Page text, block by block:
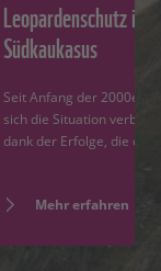
Leopardenschutz im
Südkaukasus
Seit Anfang der 2000er
sich die Situation
dank der Erfolge, die
Mehr erfahren